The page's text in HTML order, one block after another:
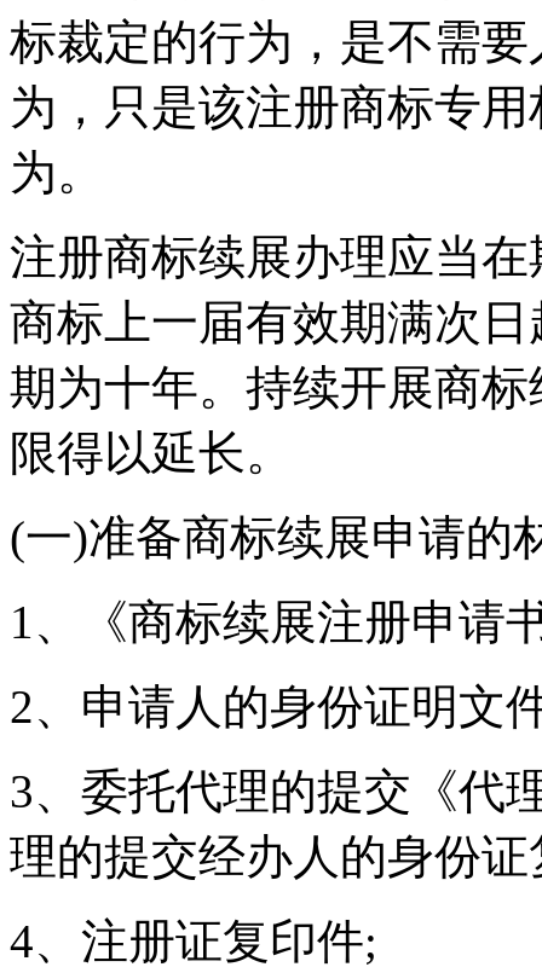
标裁定的行为，是不需
为，只是该注册商标专
为。
注册商标续展办理应当
商标上一届有效期满次
期为十年。持续开展商
限得以延长。
(一)准备商标续展申请的
1、《商标续展注册申请
2、申请人的身份证明文
3、委托代理的提交《代
理的提交经办人的身份证
4、注册证复印件;